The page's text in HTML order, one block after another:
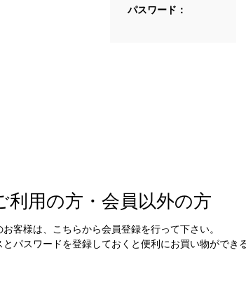
パスワード：
利用の方・会員以外の方
客様は、こちらから会員登録を行って下さい。
とパスワードを登録しておくと便利にお買い物ができ